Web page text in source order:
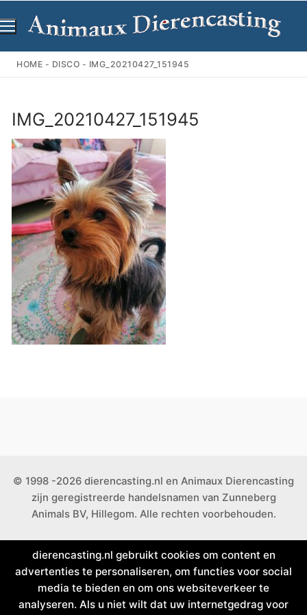
naar
inhoud
HOME - DISCO - IMG_20210427_151945
IMG_20210427_151945
© 1998 -2026 dierencasting.nl en Animaux Dierencasting
zijn geregistreerde handelsnamen van Zunneberg
Animals BV, Hillegom. Alle rechten voorbehouden.
dierencasting.nl gebruikt cookies om content en
advertenties te personaliseren, om functies voor social
media te bieden en om ons websiteverkeer te
analyseren. Als u niet wilt dat uw internetgedrag voor